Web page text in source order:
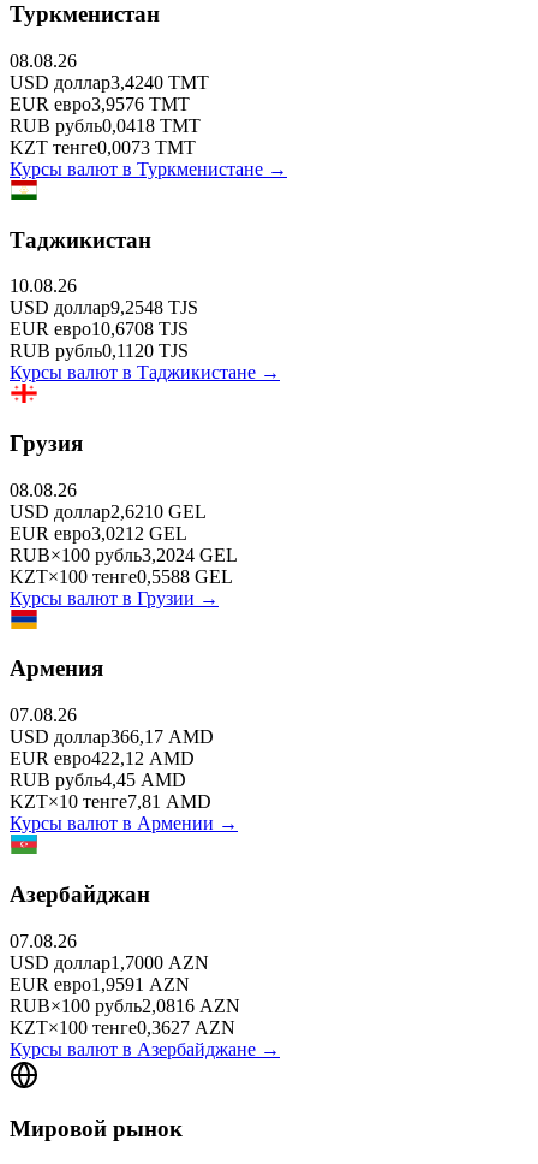
Туркменистан
08.08.26
USD доллар3,4240 TMT
EUR евро3,9576 TMT
RUB рубль0,0418 TMT
KZT тенге0,0073 TMT
Курсы валют в Туркменистане →
Таджикистан
10.08.26
USD доллар9,2548 TJS
EUR евро10,6708 TJS
RUB рубль0,1120 TJS
Курсы валют в Таджикистане →
Грузия
08.08.26
USD доллар2,6210 GEL
EUR евро3,0212 GEL
RUB×100 рубль3,2024 GEL
KZT×100 тенге0,5588 GEL
Курсы валют в Грузии →
Армения
07.08.26
USD доллар366,17 AMD
EUR евро422,12 AMD
RUB рубль4,45 AMD
KZT×10 тенге7,81 AMD
Курсы валют в Армении →
Азербайджан
07.08.26
USD доллар1,7000 AZN
EUR евро1,9591 AZN
RUB×100 рубль2,0816 AZN
KZT×100 тенге0,3627 AZN
Курсы валют в Азербайджане →
Мировой рынок